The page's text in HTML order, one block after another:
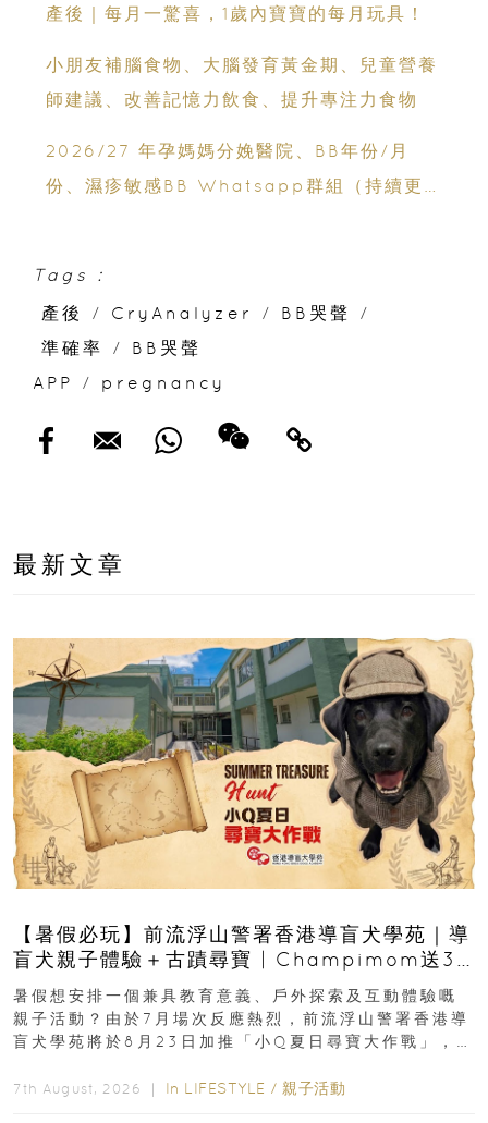
產後｜每月一驚喜，1歲內寶寶的每月玩具！
小朋友補腦食物、大腦發育黃金期、兒童營養
師建議、改善記憶力飲食、提升專注力食物
2026/27 年孕媽媽分娩醫院、BB年份/月
份、濕疹敏感BB Whatsapp群組（持續更
Tags :
產後
/ CryAnalyzer / BB哭聲
/
準確率
/
BB哭聲
APP
/ pregnancy
最新文章
【暑假必玩】前流浮山警署香港導盲犬學苑｜導
盲犬親子體驗＋古蹟尋寶 | Champimom送3
組免費名額
暑假想安排一個兼具教育意義、戶外探索及互動體驗嘅
親子活動？由於7月場次反應熱烈，前流浮山警署香港導
盲犬學苑將於8月23日加推「小Q夏日尋寶大作戰」，家
7th August, 2026 ｜ In LIFESTYLE / 親子活動